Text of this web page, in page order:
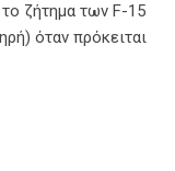
ζήτημα των F-15
όταν πρόκειται